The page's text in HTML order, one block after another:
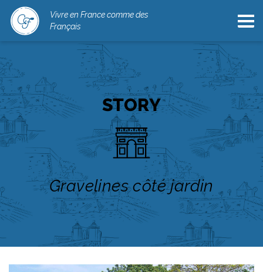
Vivre en France comme des
Français
STORY
Gravelines côté jardin